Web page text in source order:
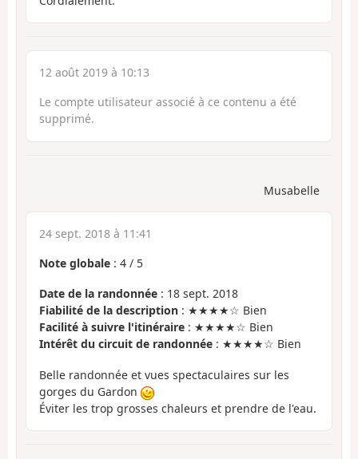
12 août 2019 à 10:13
Le compte utilisateur associé à ce contenu a été
supprimé.
Musabelle
24 sept. 2018 à 11:41
Note globale : 4 / 5
Date de la randonnée : 18 sept. 2018
Fiabilité de la description : ★★★★☆ Bien
Facilité à suivre l'itinéraire : ★★★★☆ Bien
Intérêt du circuit de randonnée : ★★★★☆ Bien
Belle randonnée et vues spectaculaires sur les
gorges du Gardon
Éviter les trop grosses chaleurs et prendre de l'eau.